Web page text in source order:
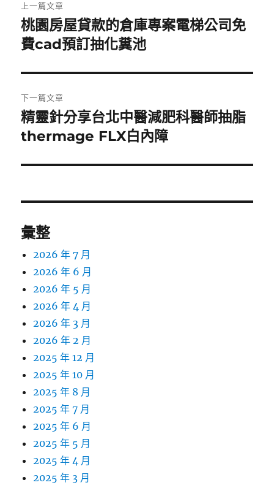
章
導
覽
上一篇文章
上
一
文
章:
桃園房屋貸款的倉庫專案電梯公司免
費cad預訂抽化糞池
下一篇文章
下
一
文
精靈針分享台北中醫減肥科醫師抽脂
thermage FLX白內障
彙整
2026 年 7 月
2026 年 6 月
2026 年 5 月
2026 年 4 月
2026 年 3 月
2026 年 2 月
2025 年 12 月
2025 年 10 月
2025 年 8 月
2025 年 7 月
2025 年 6 月
2025 年 5 月
2025 年 4 月
2025 年 3 月